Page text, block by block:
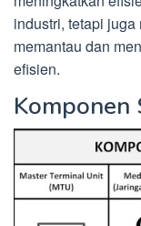
industri, tetapi
memantau dan
efisien.
Komponen